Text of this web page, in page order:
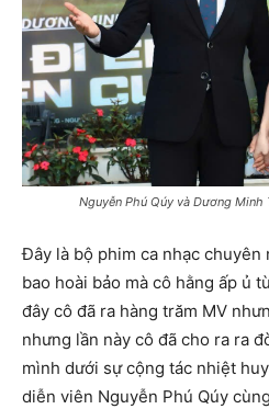
Nguyễn Phú Qúy và Dương
Đây là bộ phim ca nhạc chuyên
bao hoài bảo mà cô hằng ấp ủ
đây cô đã ra hàng trăm MV
nhưng lần này cô đã cho ra ra
mình dưới sự cộng tác nhiệt
diễn viên Nguyễn Phú Qúy